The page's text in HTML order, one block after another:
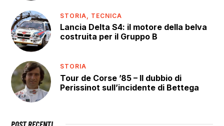
STORIA, TECNICA
Lancia Delta S4: il motore della belva
costruita per il Gruppo B
STORIA
Tour de Corse ’85 – Il dubbio di
Perissinot sull’incidente di Bettega